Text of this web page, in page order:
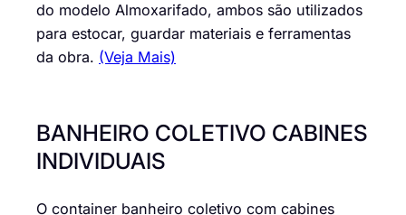
do modelo Almoxarifado, ambos são utilizados
para estocar, guardar materiais e ferramentas
da obra. (Veja Mais)
BANHEIRO COLETIVO CABINES
INDIVIDUAIS
O container banheiro coletivo com cabines